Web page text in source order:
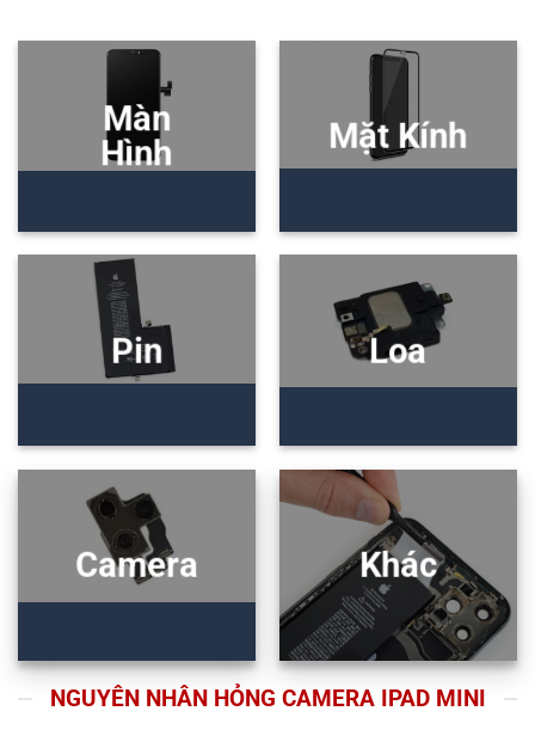
Màn
Hình
Mặt Kính
Pin Loa
Camera Khác
NGUYÊN NHÂN HỎNG CAMERA IPAD MINI